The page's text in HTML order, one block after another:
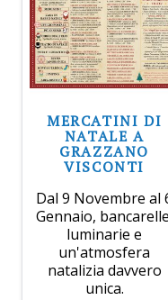
MERCATINI DI
NATALE A
GRAZZANO
VISCONTI
Dal 9 Novembre al
Gennaio,
luminarie e
un'atmosfera
natalizia davvero
unica.